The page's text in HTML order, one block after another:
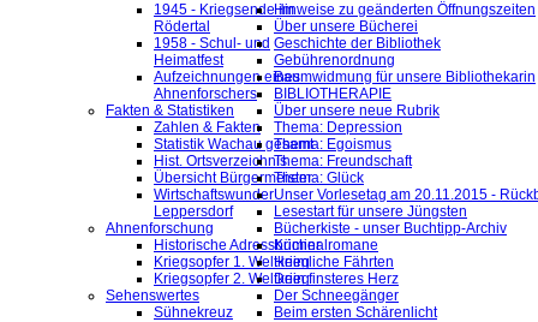
1945 - Kriegsende im
Rödertal
1958 - Schul- und
Heimatfest
Aufzeichnungen eines
Ahnenforschers
Fakten & Statistiken
Zahlen & Fakten
Statistik Wachau gesamt
Hist. Ortsverzeichnis
Übersicht Bürgermeister
Wirtschaftswunder
Leppersdorf
Ahnenforschung
Historische Adressbücher
Kriegsopfer 1. Weltkrieg
Kriegsopfer 2. Weltkrieg
Sehenswertes
Sühnekreuz
Hinweise zu geänderten Öffnungszeiten
Über unsere Bücherei
Geschichte der Bibliothek
Gebührenordnung
Baumwidmung für unsere Bibliothekarin
BIBLIOTHERAPIE
Über unsere neue Rubrik
Thema: Depression
Thema: Egoismus
Thema: Freundschaft
Thema: Glück
Unser Vorlesetag am 20.11.2015 -
Lesestart für unsere Jüngsten
Bücherkiste - unser Buchtipp-Archiv
Kriminalromane
Heimliche Fährten
Dein finsteres Herz
Der Schneegänger
Beim ersten Schärenlicht